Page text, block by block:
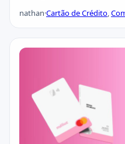
nathan·Cartão de Crédito,